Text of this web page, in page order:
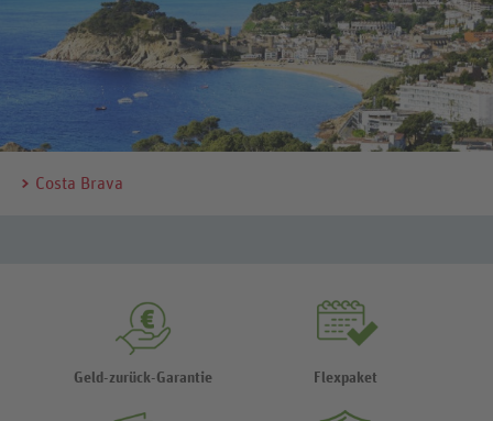
Costa Brava
Geld-zurück-Garantie Flexpaket